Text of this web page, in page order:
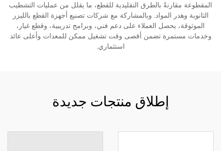
المقطوعة مقارنةً بالطرق التقليدية للقطع، ما يقلل من عمليات التشطيب
الثانوية وهدر المواد. وبالمشاركة مع شركات تصنيع أجهزة القطع بالليزر
الموثوقة، يحصل العملاء على دعم فني، وبرامج تدريبية، وقطع غيار،
وخدمات مستمرة تضمن أقصى وقت تشغيل ممكن للمعدات وأعلى عائد
استثماري.
إطلاق منتجات جديدة